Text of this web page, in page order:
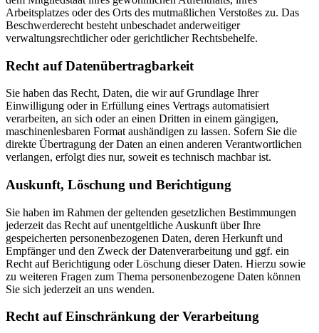
Arbeitsplatzes oder des Orts des mutmaßlichen Verstoßes zu. Das
Beschwerderecht besteht unbeschadet anderweitiger
verwaltungsrechtlicher oder gerichtlicher Rechtsbehelfe.
Recht auf Daten­übertrag­barkeit
Sie haben das Recht, Daten, die wir auf Grundlage Ihrer
Einwilligung oder in Erfüllung eines Vertrags automatisiert
verarbeiten, an sich oder an einen Dritten in einem gängigen,
maschinenlesbaren Format aushändigen zu lassen. Sofern Sie die
direkte Übertragung der Daten an einen anderen Verantwortlichen
verlangen, erfolgt dies nur, soweit es technisch machbar ist.
Auskunft, Löschung und Berichtigung
Sie haben im Rahmen der geltenden gesetzlichen Bestimmungen
jederzeit das Recht auf unentgeltliche Auskunft über Ihre
gespeicherten personenbezogenen Daten, deren Herkunft und
Empfänger und den Zweck der Datenverarbeitung und ggf. ein
Recht auf Berichtigung oder Löschung dieser Daten. Hierzu sowie
zu weiteren Fragen zum Thema personenbezogene Daten können
Sie sich jederzeit an uns wenden.
Recht auf Einschränkung der Verarbeitung